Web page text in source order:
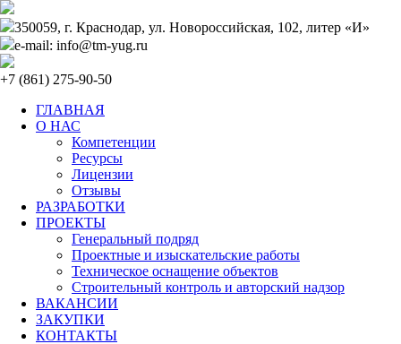
350059, г. Краснодар, ул. Новороссийская, 102, литер «И»
e-mail: info@tm-yug.ru
+7 (861) 275-90-50
ГЛАВНАЯ
О НАС
Компетенции
Ресурсы
Лицензии
Отзывы
РАЗРАБОТКИ
ПРОЕКТЫ
Генеральный подряд
Проектные и изыскательские работы
Техническое оснащение объектов
Строительный контроль и авторский надзор
ВАКАНСИИ
ЗАКУПКИ
КОНТАКТЫ